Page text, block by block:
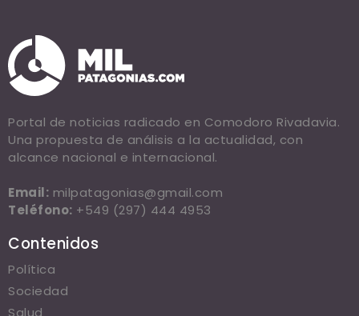
Portal de noticias radicado en Comodoro Rivadavia.
Una propuesta de análisis a la actualidad, con
alcance nacional e internacional.
Email: milpatagonias@gmail.com
Teléfono: +549 (297) 444 4953
Contenidos
Política
Sociedad
Salud